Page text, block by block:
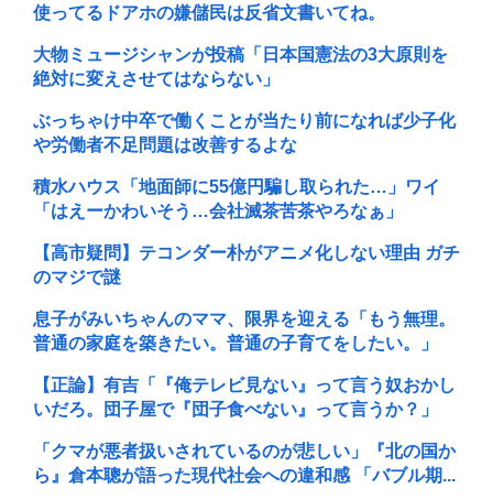
使ってるドアホの嫌儲民は反省文書いてね。
大物ミュージシャンが投稿「日本国憲法の3大原則を
絶対に変えさせてはならない」
ぶっちゃけ中卒で働くことが当たり前になれば少子化
や労働者不足問題は改善するよな
積水ハウス「地面師に55億円騙し取られた…」ワイ
「はえーかわいそう…会社滅茶苦茶やろなぁ」
【高市疑問】テコンダー朴がアニメ化しない理由 ガチ
のマジで謎
息子がみいちゃんのママ、限界を迎える「もう無理。
普通の家庭を築きたい。普通の子育てをしたい。」
【正論】有吉「『俺テレビ見ない』って言う奴おかし
いだろ。団子屋で『団子食べない』って言うか？」
「クマが悪者扱いされているのが悲しい」『北の国か
ら』倉本聰が語った現代社会への違和感 「バブル期...